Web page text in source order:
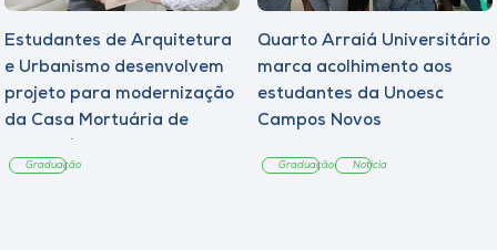
Estudantes de Arquitetura
e Urbanismo desenvolvem
projeto para modernização
da Casa Mortuária de
Graduação
Quarto Arraiá Universitário
marca acolhimento aos
estudantes da Unoesc
Campos Novos
Graduação Notícia